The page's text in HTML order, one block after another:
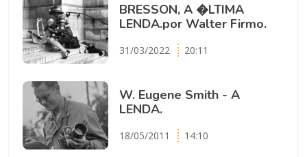
BRESSON, A �LTIMA
LENDA.por Walter Firmo.
31/03/2022 20:11
W. Eugene Smith - A
LENDA.
18/05/2011 14:10